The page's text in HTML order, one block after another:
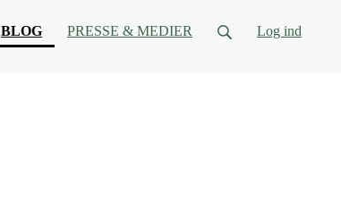
BLOG(current)PRESSE & MEDIER Log ind